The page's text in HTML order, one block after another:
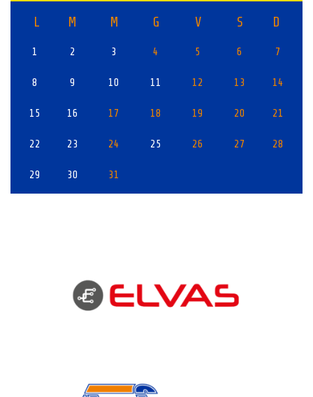
L M M G V S D
1 2 3 4 5 6 7
8 9 10 11 12 13 14
15 16 17 18 19 20 21
22 23 24 25 26 27 28
29 30 31